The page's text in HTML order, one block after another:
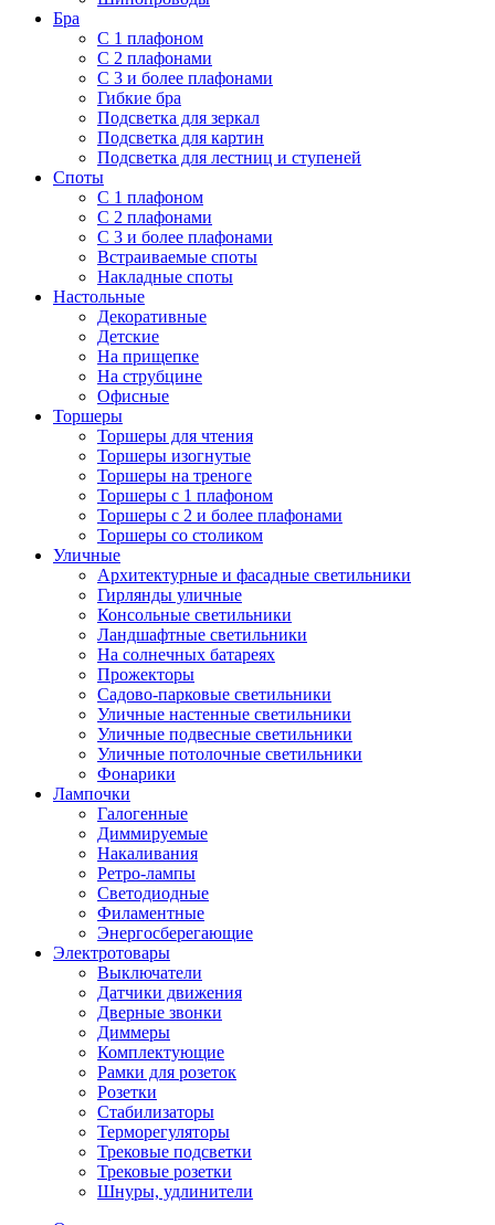
Бра
С 1 плафоном
С 2 плафонами
С 3 и более плафонами
Гибкие бра
Подсветка для зеркал
Подсветка для картин
Подсветка для лестниц и ступеней
Споты
С 1 плафоном
С 2 плафонами
С 3 и более плафонами
Встраиваемые споты
Накладные споты
Настольные
Декоративные
Детские
На прищепке
На струбцине
Офисные
Торшеры
Торшеры для чтения
Торшеры изогнутые
Торшеры на треноге
Торшеры с 1 плафоном
Торшеры с 2 и более плафонами
Торшеры со столиком
Уличные
Архитектурные и фасадные светильники
Гирлянды уличные
Консольные светильники
Ландшафтные светильники
На солнечных батареях
Прожекторы
Садово-парковые светильники
Уличные настенные светильники
Уличные подвесные светильники
Уличные потолочные светильники
Фонарики
Лампочки
Галогенные
Диммируемые
Накаливания
Ретро-лампы
Светодиодные
Филаментные
Энергосберегающие
Электротовары
Выключатели
Датчики движения
Дверные звонки
Диммеры
Комплектующие
Рамки для розеток
Розетки
Стабилизаторы
Терморегуляторы
Трековые подсветки
Трековые розетки
Шнуры, удлинители